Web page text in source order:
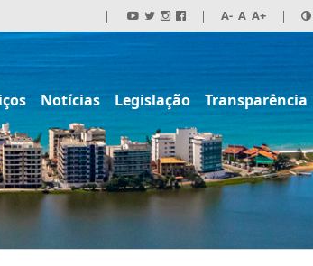
| | A- A A+ |
Notícias Legislação Transparência